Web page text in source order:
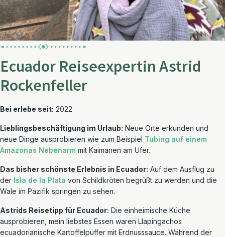
Ecuador Reiseexpertin Astrid
Rockenfeller
Bei erlebe seit: 2022
Lieblingsbeschäftigung im Urlaub: Neue Orte erkunden und
neue Dinge ausprobieren wie zum Beispiel Tubing auf einem
Amazonas Nebenarm mit Kaimanen am Ufer.
Das bisher schönste Erlebnis in Ecuador: Auf dem Ausflug zu
der Isla de la Plata von Schildkröten begrüßt zu werden und die
Wale im Pazifik springen zu sehen.
Astrids Reisetipp für Ecuador: Die einheimische Küche
ausprobieren, mein liebstes Essen waren Llapingachos
ecuadorianische Kartoffelpuffer mit Erdnusssauce. Während der